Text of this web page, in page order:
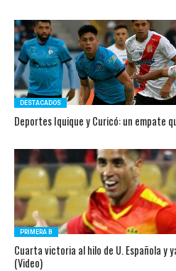
DESTACADOS
Deportes Iquique y Curicó: un empate
PRIMERA B
Cuarta victoria al hilo de U. Española y
(Video)